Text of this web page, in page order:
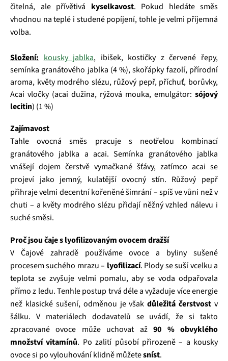
čitelná, ale přívětivá kyselkavost. Pokud hledáte směs
vhodnou na teplé i studené popíjení, tohle je velmi příjemná
volba.
Složení: kousky jablka, ibišek, kostičky z červené řepy,
semínka granátového jablka (4 %), skořápky fazolí, přírodní
aroma, květy modrého slézu, růžový pepř, příchuť, borůvky,
Acai vločky (acai dužina, rýžová mouka, emulgátor: sójový
lecitin) (1 %)
Zajímavost
Tahle ovocná směs pracuje s neotřelou kombinací
granátového jablka a acai. Semínka granátového jablka
vnášejí dojem čerstvě vymačkané šťávy, zatímco acai se
projeví jako jemný, kulatější ovocný stín. Růžový pepř
přihraje velmi decentní kořeněné šimrání – spíš ve vůni než v
chuti – a květy modrého slézu přidají něžný vzhled nálevu i
suché směsi.
Proč jsou čaje s lyofilizovaným ovocem dražší
V Čajové zahradě používáme ovoce a byliny sušené
procesem suchého mrazu – lyofilizací. Plody se suší vcelku a
teplota se zvyšuje velmi pomalu, aby se voda odpařovala
přímo z ledu. Tenhle postup trvá déle a vyžaduje více energie
než klasické sušení, odměnou je všakdůležitá čerstvost v
šálku. V materiálech dodavatelů se uvádí, že si takto
zpracované ovoce může uchovat až90 % obvyklého
množství vitamínů. Po zalití působí přirozeně – a kousky
ovoce si po vylouhování klidně můžetesníst.